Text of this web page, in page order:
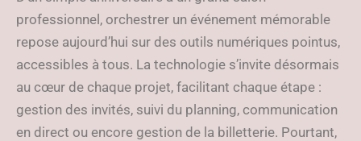
professionnel, orchestrer un événement mémorable
repose aujourd’hui sur des outils numériques pointus,
accessibles à tous. La technologie s’invite désormais
au cœur de chaque projet, facilitant chaque étape :
gestion des invités, suivi du planning, communication
en direct ou encore gestion de la billetterie. Pourtant,